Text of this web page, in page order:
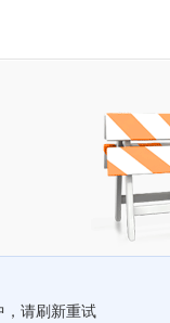
，请刷新重试